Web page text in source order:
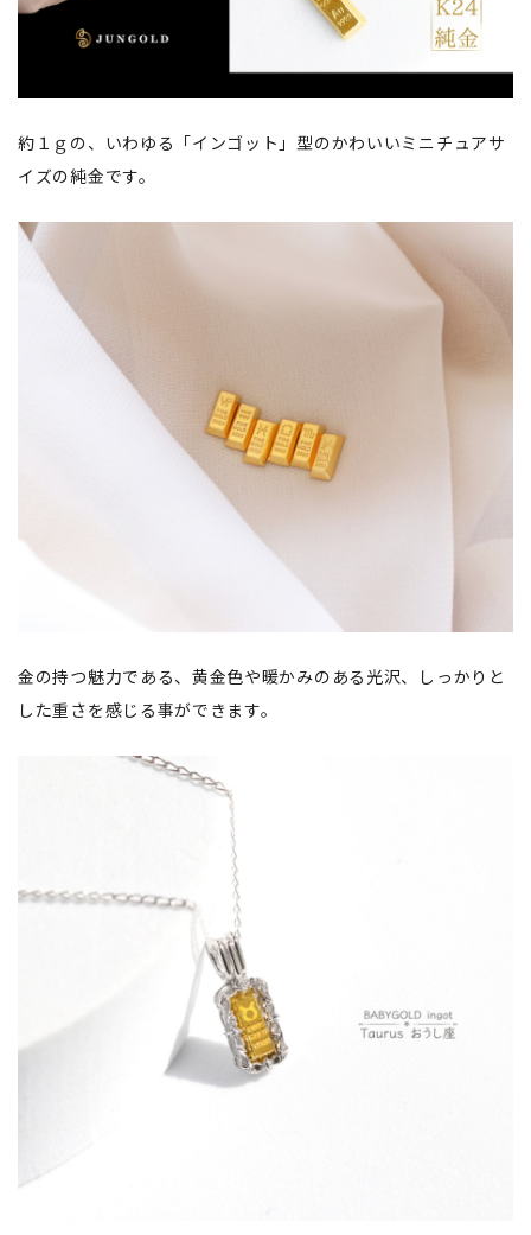
約１ｇの、いわゆる「インゴット」型のかわいいミニチュアサ
イズの純金です。
金の持つ魅力である、黄金色や暖かみのある光沢、しっかりと
した重さを感じる事ができます。